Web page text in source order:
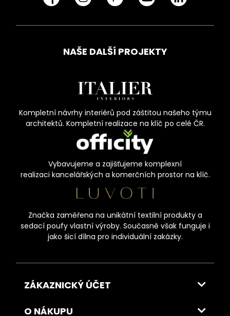
NAŠE DALŠÍ PROJEKTY
Kompletní návrhy interiérů pod záštitou našeho týmu
architektů. Kompletní realizace na klíč po celé ČR.
Vybavujeme a zajišťujeme komplexní
realizaci kancelářských a komerčních prostor na klíč.
Značka zaměřena na unikátní textilní produkty a
sedací poufy vlastní výroby. Současně však funguje i
jako šicí dílna pro individuální zakázky.
ZÁKAZNICKÝ ÚČET
O NÁKUPU